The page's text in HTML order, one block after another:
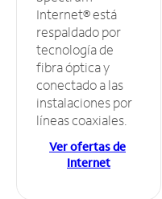
Internet® está
respaldado por
tecnología de
fibra óptica y
conectado a las
instalaciones por
líneas coaxiales.
Ver ofertas de
Internet